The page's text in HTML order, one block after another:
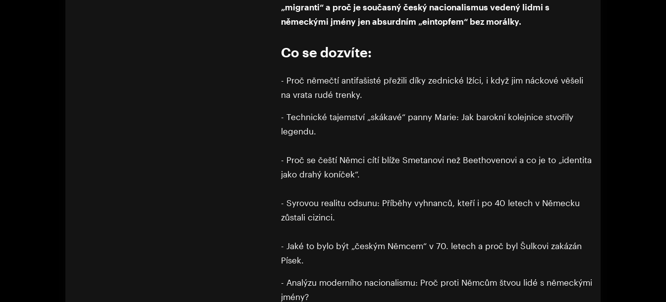
„migranti“ a proč je současný český nacionalismus vedený lidmi s
německými jmény jen absurdním „eintopfem“ bez morálky.
Co se dozvíte:
- Proč němečtí antifašisté přežili díky zednické lžíci, i když jim náckové věšeli
na vrata rudé trenky.
- Technické tajemství „skákavé“ panny Marie: Jak barokní kolejnice stvořily
legendu.
- Proč se čeští Němci cítí blíže Smetanovi než Beethovenovi a co je to „identita
jako drahý koníček“.
- Syrovou realitu odsunu: Příběhy vyhnanců, kteří i po 40 letech v Německu
zůstali cizinci.
- Jaké to bylo být „českým Němcem“ v 70. letech a proč byl Šulkovi zakázán
Písek.
- Analýzu moderního nacionalismu: Proč proti Němcům štvou lidé s německými
jmény?